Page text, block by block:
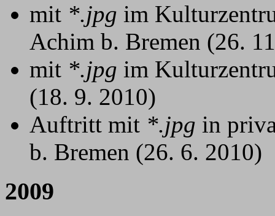
mit *.jpg im
Achim b. Bremen (26.
mit *.jpg im
(18. 9. 2010)
Auftritt mit *.jpg in
b. Bremen (26. 6. 2010)
2009